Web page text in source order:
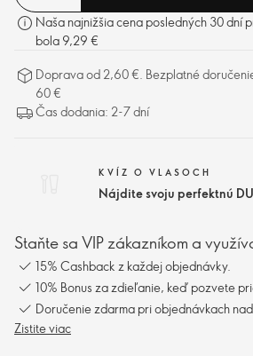
Naša najnižšia cena posledných 30 dní
bola 9,29 €
Doprava od 2,60 €. Bezplatné
60 €
Čas dodania: 2-7 dní
KVÍZ O VLASOCH
Nájdite svoju perfektnú
Staňte sa VIP zákazníkom a
15% Cashback z každej objednávky.
10% Bonus za zdieľanie, keď pozvete
Doručenie zdarma pri objednávkach
Zistite viac